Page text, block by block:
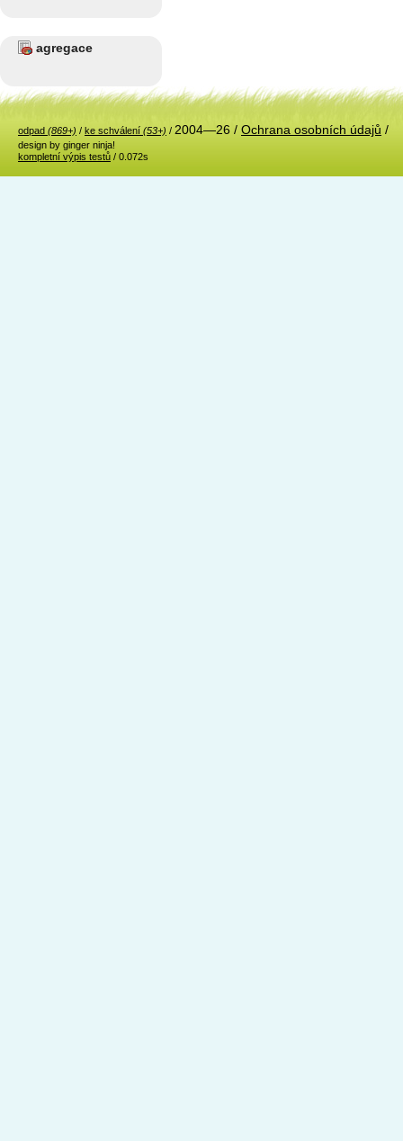
agregace
odpad (869+) / ke schválení (53+) / 2004—26 / Ochrana osobních údajů /
design by ginger ninja!
kompletní výpis testů / 0.072s